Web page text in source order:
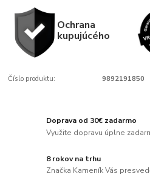
Ochrana
kupujúcého
Číslo produktu: 9892191850
Doprava od 30€ zadarmo
Využite dopravu úplne
8 rokov na trhu
Značka Kameník Vás